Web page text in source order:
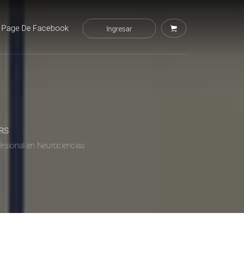
Page De Facebook Ingresar
en Neurociencias